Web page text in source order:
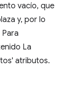
vacío, que
y, por lo
La
atributos.